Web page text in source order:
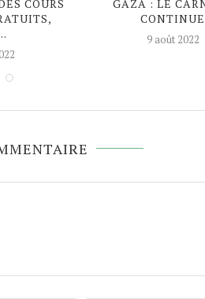
COURS
GAZA : LE
CONTINUE
9 août 2022